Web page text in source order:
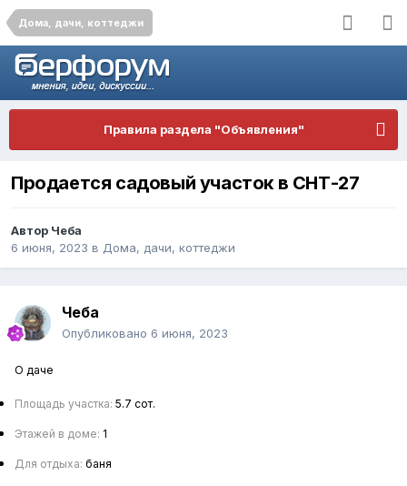
Дома, дачи, коттеджи
Правила раздела "Объявления"
Продается садовый участок в СНТ-27
Автор Чеба
6 июня, 2023 в Дома, дачи, коттеджи
Чеба
Опубликовано 6 июня, 2023
О даче
Площадь участка: 5.7 сот.
Этажей в доме: 1
Для отдыха: баня